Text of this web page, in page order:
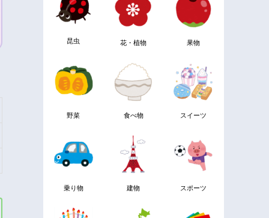
昆虫 花・植物 果物
野菜 食べ物 スイーツ
乗り物 建物 スポーツ